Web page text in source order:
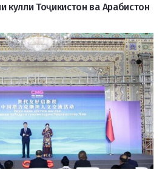
кулли Тоҷикистон ва Арабистон